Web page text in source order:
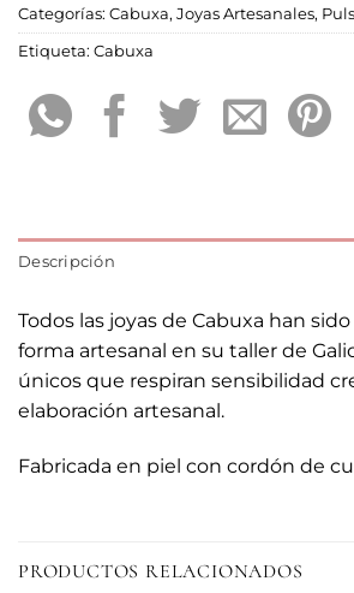
Categorías: Cabuxa, Joyas Artesanales,
Etiqueta: Cabuxa
Descripción
Todos las joyas de Cabuxa han
forma artesanal en su taller de
únicos que respiran sensibilidad
elaboración artesanal.
Fabricada en piel con cordón de
PRODUCTOS RELACIONADOS